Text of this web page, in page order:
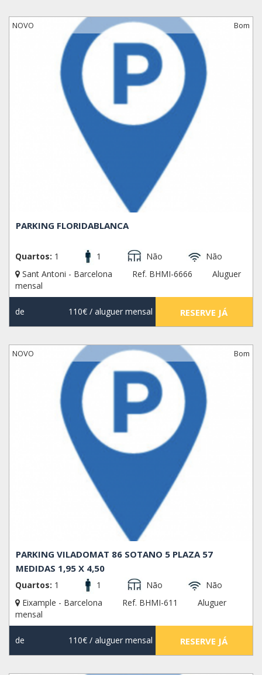
NOVO Bom
PARKING FLORIDABLANCA
Quartos: 1 1 Não
Não
Sant Antoni - Barcelona
Ref. BHMI-6666
Aluguer
mensal
de 110€/ aluguer mensal RESERVE JÁ
NOVO Bom
PARKING VILADOMAT 86 SOTANO 5 PLAZA 57
MEDIDAS 1,95 X 4,50
Quartos: 1 1 Não
Não
Eixample - Barcelona
Ref. BHMI-611
Aluguer
mensal
de 110€/ aluguer mensal RESERVE JÁ